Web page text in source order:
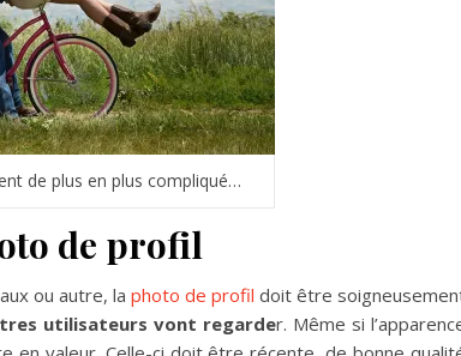
de plus en plus compliqué…
de profil
ou autre, la photo de profil doit être
utilisateurs vont regarder. Même si